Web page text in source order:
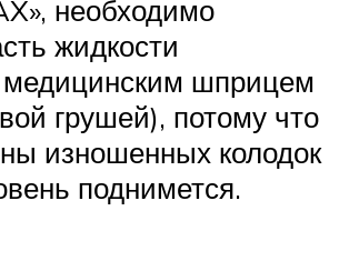
необходимо
жидкости
медицинским шприцем
грушей), потому что
изношенных колодок
поднимется.